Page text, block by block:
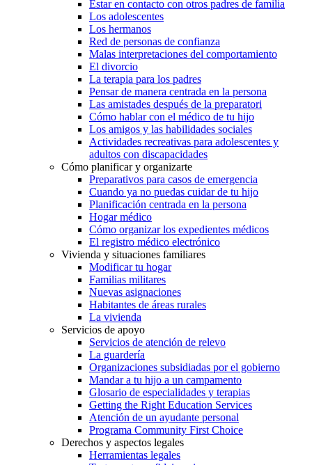
Estar en contacto con otros padres de familia
Los adolescentes
Los hermanos
Red de personas de confianza
Malas interpretaciones del comportamiento
El divorcio
La terapia para los padres
Pensar de manera centrada en la persona
Las amistades después de la preparatori
Cómo hablar con el médico de tu hijo
Los amigos y las habilidades sociales
Actividades recreativas para adolescentes y
adultos con discapacidades
Cómo planificar y organizarte
Preparativos para casos de emergencia
Cuando ya no puedas cuidar de tu hijo
Planificación centrada en la persona
Hogar médico
Cómo organizar los expedientes médicos
El registro médico electrónico
Vivienda y situaciones familiares
Modificar tu hogar
Familias militares
Nuevas asignaciones
Habitantes de áreas rurales
La vivienda
Servicios de apoyo
Servicios de atención de relevo
La guardería
Organizaciones subsidiadas por el gobierno
Mandar a tu hijo a un campamento
Glosario de especialidades y terapias
Getting the Right Education Services
Atención de un ayudante personal
Programa Community First Choice
Derechos y aspectos legales
Herramientas legales